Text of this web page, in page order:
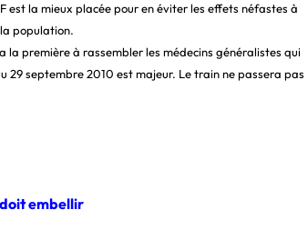
est la mieux placée pour en éviter les effets néfastes à
population.
la première à rassembler les médecins généralistes qui
29 septembre 2010 est majeur. Le train ne passera pas
embellir